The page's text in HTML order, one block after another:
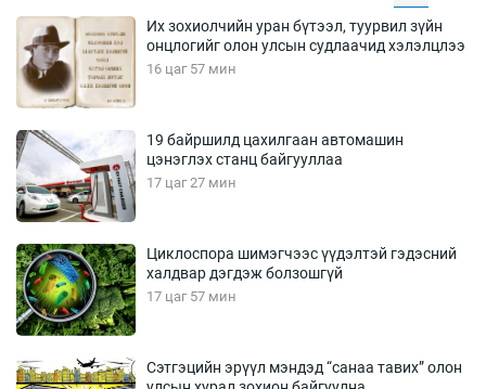
Их зохиолчийн уран бүтээл, туурвил зүйн
онцлогийг олон улсын судлаачид хэлэлцлээ
16 цаг 57 мин
19 байршилд цахилгаан автомашин
цэнэглэх станц байгууллаа
17 цаг 27 мин
Циклоспора шимэгчээс үүдэлтэй гэдэсний
халдвар дэгдэж болзошгүй
17 цаг 57 мин
Сэтгэцийн эрүүл мэндэд “санаа тавих” олон